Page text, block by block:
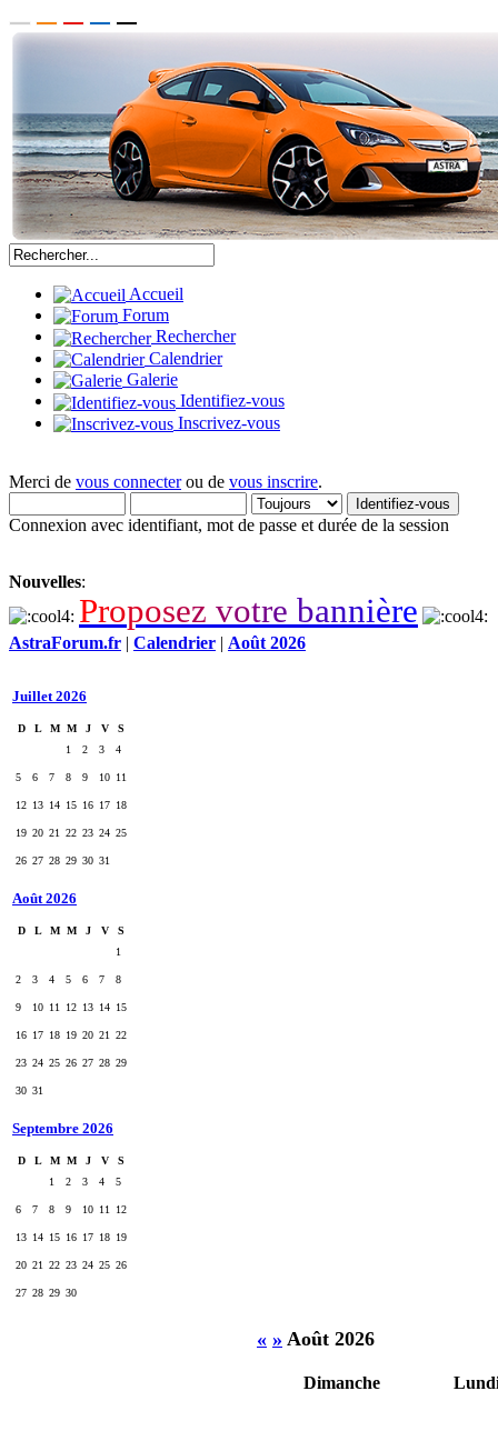
Accueil
Forum
Rechercher
Calendrier
Galerie
Identifiez-vous
Inscrivez-vous
Merci de vous connecterou de vous inscrire.
Connexion avec identifiant, mot de passe et durée de la session
Nouvelles:
Proposez votre bannière
AstraForum.fr | Calendrier | Août 2026
Juillet 2026
D L M M J V
S
1
2 3 4
5 6 7 8 9 10 11
12 13 14 15 16 17 18
19 20 21 22 23 24 25
26 27 28 29 30 31
Août 2026
D L M M J V
S
1
2 3 4 5 6 7 8
9 10 11 12 13 14 15
16 17 18 19 20 21 22
23 24 25 26 27 28 29
30 31
Septembre 2026
D L M M J V
S
1
2 3 4 5
6 7 8 9 10 11 12
13 14 15 16 17 18 19
20 21 22 23 24 25 26
27 28 29 30
« » Août 2026
Dimanche